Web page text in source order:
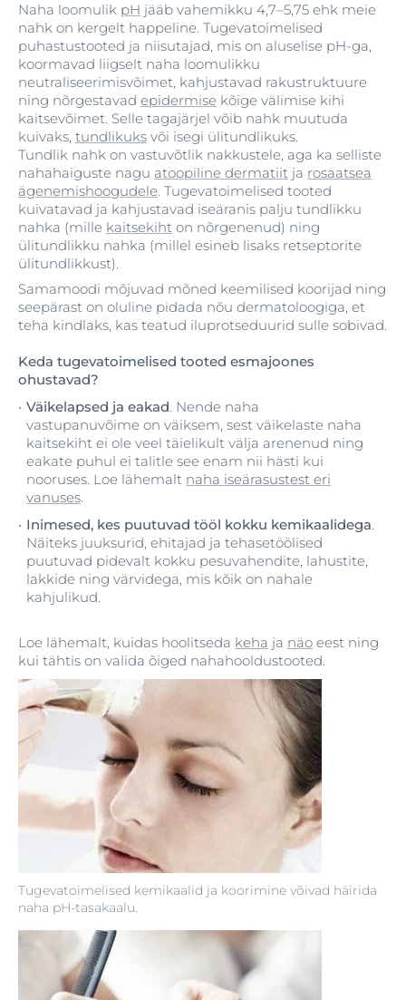
Tugevatoimelised kemikaalid ja koorimine võivad häirida
naha pH-tasakaalu.
Naha loomulik pH jääb vahemikku 4,7–5,75 ehk meie
nahk on kergelt happeline. Tugevatoimelised
puhastustooted ja niisutajad, mis on aluselise pH-ga,
koormavad liigselt naha loomulikku
neutraliseerimisvõimet, kahjustavad rakustruktuure
ning nõrgestavad epidermise kõige välimise kihi
kaitsevõimet. Selle tagajärjel võib nahk muutuda
kuivaks, tundlikuks või isegi ülitundlikuks.
Tundlik nahk on vastuvõtlik nakkustele, aga ka selliste
nahahaiguste nagu atoopiline dermatiit ja rosaatsea
ägenemishoogudele. Tugevatoimelised tooted
kuivatavad ja kahjustavad iseäranis palju tundlikku
nahka (mille kaitsekiht on nõrgenenud) ning
ülitundlikku nahka (millel esineb lisaks retseptorite
ülitundlikkust).
Samamoodi mõjuvad mõned keemilised koorijad ning
seepärast on oluline pidada nõu dermatoloogiga, et
teha kindlaks, kas teatud iluprotseduurid sulle sobivad.
Keda tugevatoimelised tooted esmajoones
ohustavad?
Väikelapsed ja eakad. Nende naha
vastupanuvõime on väiksem, sest väikelaste naha
kaitsekiht ei ole veel täielikult välja arenenud ning
eakate puhul ei talitle see enam nii hästi kui
nooruses. Loe lähemalt naha iseärasustest eri
vanuses.
Inimesed, kes puutuvad tööl kokku kemikaalidega.
Näiteks juuksurid, ehitajad ja tehasetöölised
puutuvad pidevalt kokku pesuvahendite, lahustite,
lakkide ning värvidega, mis kõik on nahale
kahjulikud.
Loe lähemalt, kuidas hoolitseda keha ja näo eest ning
kui tähtis on valida õiged nahahooldustooted.